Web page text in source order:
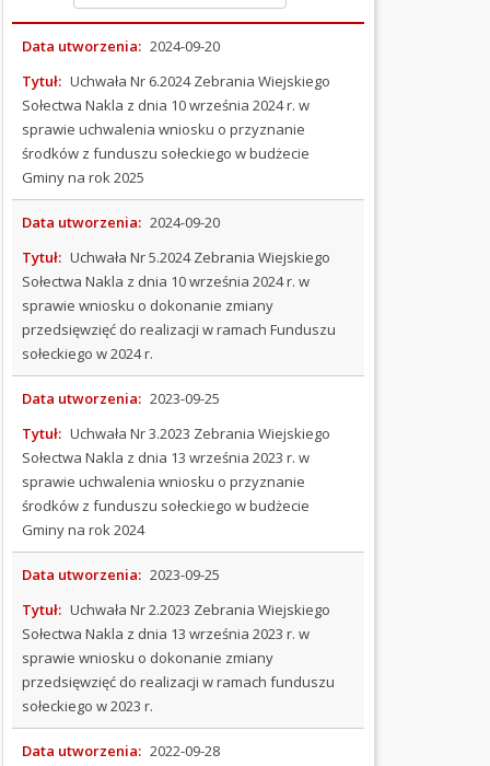
OGŁOSZENIA
PRZETARGI
OCHRONA
ŚRODOWISKA
I
OPŁATY
ORGANIZACJE
POZARZĄDOWE
PRAWO
MIEJSCOWE
(Kliknięcie spowoduje otwarcie nowej karty)
WYBORY
ZAMÓWIENIA
PUBLICZNE
REJESTRY
STRATEGIE
I
PROGRAMY
SOŁECTWA
Aktualności
Data utworzenia: 2024-09-20
Tytuł: Uchwała Nr 6.2024 Zebrania Wiejskiego
Sołectwa Nakla z dnia 10 września 2024 r. w
sprawie uchwalenia wniosku o przyznanie
środków z funduszu sołeckiego w budżecie
Gminy na rok 2025
Data utworzenia: 2024-09-20
Tytuł: Uchwała Nr 5.2024 Zebrania Wiejskiego
Sołectwa Nakla z dnia 10 września 2024 r. w
sprawie wniosku o dokonanie zmiany
przedsięwzięć do realizacji w ramach Funduszu
sołeckiego w 2024 r.
Data utworzenia: 2023-09-25
Tytuł: Uchwała Nr 3.2023 Zebrania Wiejskiego
Sołectwa Nakla z dnia 13 września 2023 r. w
sprawie uchwalenia wniosku o przyznanie
środków z funduszu sołeckiego w budżecie
Gminy na rok 2024
Data utworzenia: 2023-09-25
Tytuł: Uchwała Nr 2.2023 Zebrania Wiejskiego
Sołectwa Nakla z dnia 13 września 2023 r. w
sprawie wniosku o dokonanie zmiany
przedsięwzięć do realizacji w ramach funduszu
sołeckiego w 2023 r.
Data utworzenia: 2022-09-28